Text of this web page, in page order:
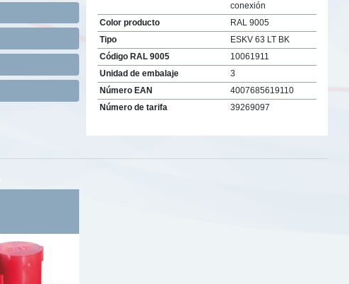
conexión
Color producto
RAL 9005
Tipo
ESKV 63 LT BK
Código RAL 9005
10061911
Unidad de embalaje
3
Número EAN
4007685619110
Número de tarifa
39269097